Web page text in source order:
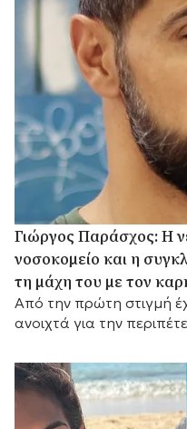
Γιώργος Παράσχος: Η
νοσοκομείο και η
τη μάχη του με τον
Από την πρώτη στιγμή
ανοιχτά για την